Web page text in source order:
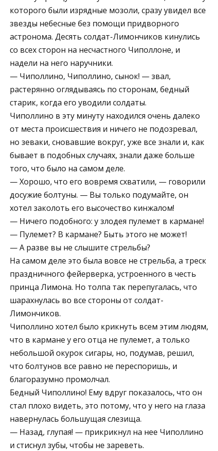
которого были изрядные мозоли, сразу увидел все
звезды небесные без помощи придворного
астронома. Десять солдат-Лимончиков кинулись
со всех сторон на несчастного Чиполлоне, и
надели на него наручники.
— Чиполлино, Чиполлино, сынок! — звал,
растерянно оглядываясь по сторонам, бедный
старик, когда его уводили солдаты.
Чиполлино в эту минуту находился очень далеко
от места происшествия и ничего не подозревал,
но зеваки, сновавшие вокруг, уже все знали и, как
бывает в подобных случаях, знали даже больше
того, что было на самом деле.
— Хорошо, что его вовремя схватили, — говорили
досужие болтуны. — Вы только подумайте, он
хотел заколоть его высочество кинжалом!
— Ничего подобного: у злодея пулемет в кармане!
— Пулемет? В кармане? Быть этого не может!
— А разве вы не слышите стрельбы?
На самом деле это была вовсе не стрельба, а треск
праздничного фейерверка, устроенного в честь
принца Лимона. Но толпа так перепугалась, что
шарахнулась во все стороны от солдат-
Лимончиков.
Чиполлино хотел было крикнуть всем этим людям,
что в кармане у его отца не пулемет, а только
небольшой окурок сигары, но, подумав, решил,
что болтунов все равно не переспоришь, и
благоразумно промолчал.
Бедный Чиполлино! Ему вдруг показалось, что он
стал плохо видеть, это потому, что у него на глаза
навернулась большущая слезища.
— Назад, глупая! — прикрикнул на нее Чиполлино
и стиснул зубы, чтобы не зареветь.